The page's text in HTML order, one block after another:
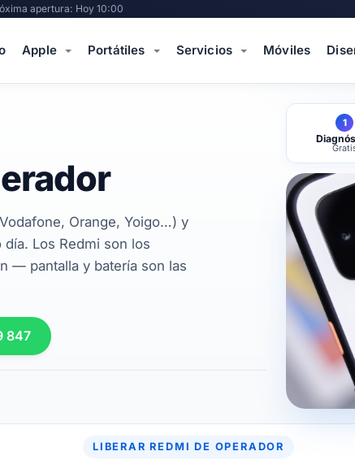
apertura: Hoy 10:00
Apple Portátiles Servicios Móviles
Orange, Yoigo…) y
Los Redmi son los
— pantalla y batería son las
847
1
LIBERAR REDMI DE OPERADOR